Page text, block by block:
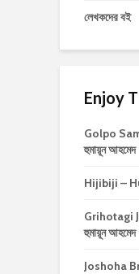
লেখকদের বই
Enjoy
Golpo
হুমায়ূন আহমেদ
Hijibiji –
Grihotagi
হুমায়ূন আহমেদ
Joshoha